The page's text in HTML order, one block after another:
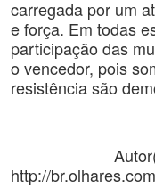
carregada por um
e força. Em todas
participação das
o vencedor, pois
resistência são
http://